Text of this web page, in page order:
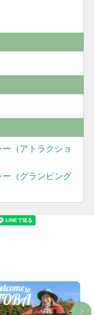
（アトラクショ
（グランピング